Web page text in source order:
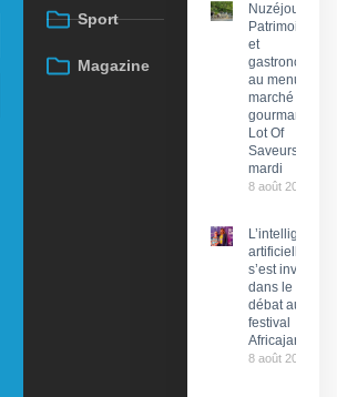
Sport
Magazine
Nuzéjouls :
Patrimoine
et
gastronomie
au menu du
marché
gourmand
Lot Of
Saveurs ce
mardi
8 août 2026
L’intelligence
artificielle
s’est invitée
dans le
débat au
festival
Africajarc
8 août 2026